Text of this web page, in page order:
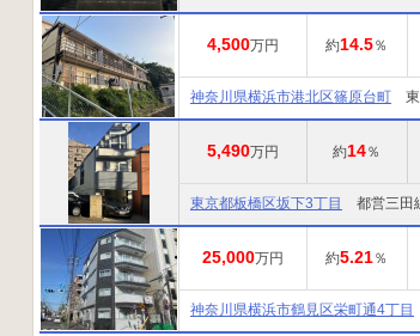
4,500万円 約14.5％
神奈川県横浜市港北区篠原台町 東
5,490万円 約14％
東京都板橋区坂下3丁目 都営三田
25,000万円 約5.21％
神奈川県横浜市鶴見区栄町通4丁目